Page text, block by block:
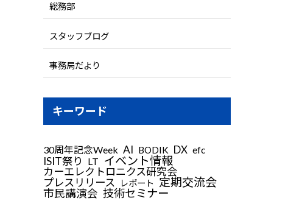
総務部
スタッフブログ
事務局だより
キーワード
30周年記念Week AI BODIK DX efc
ISIT祭り LT イベント情報
カーエレクトロニクス研究会
プレスリリース
レポート 定期交流会
市民講演会 技術セミナー